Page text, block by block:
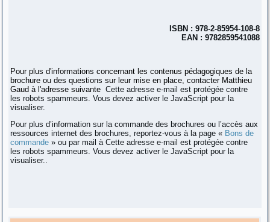
ISBN : 978-2-85954-108-8
EAN : 9782859541088
Pour plus d'informations concernant les contenus pédagogiques de la
brochure ou des questions sur leur mise en place, contacter Matthieu
Gaud à l'adresse suivante Cette adresse e-mail est protégée contre
les robots spammeurs. Vous devez activer le JavaScript pour la
visualiser.
Pour plus d’information sur la commande des brochures ou l’accès aux
ressources internet des brochures, reportez-vous à la page « Bons de
commande » ou par mail àCette adresse e-mail est protégée contre
les robots spammeurs. Vous devez activer le JavaScript pour la
visualiser.